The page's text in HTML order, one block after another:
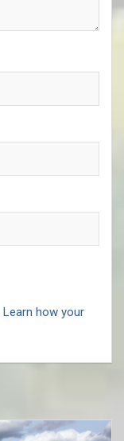
Learn how your